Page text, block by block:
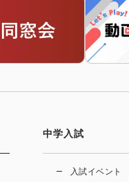
中学入試
入試イベント